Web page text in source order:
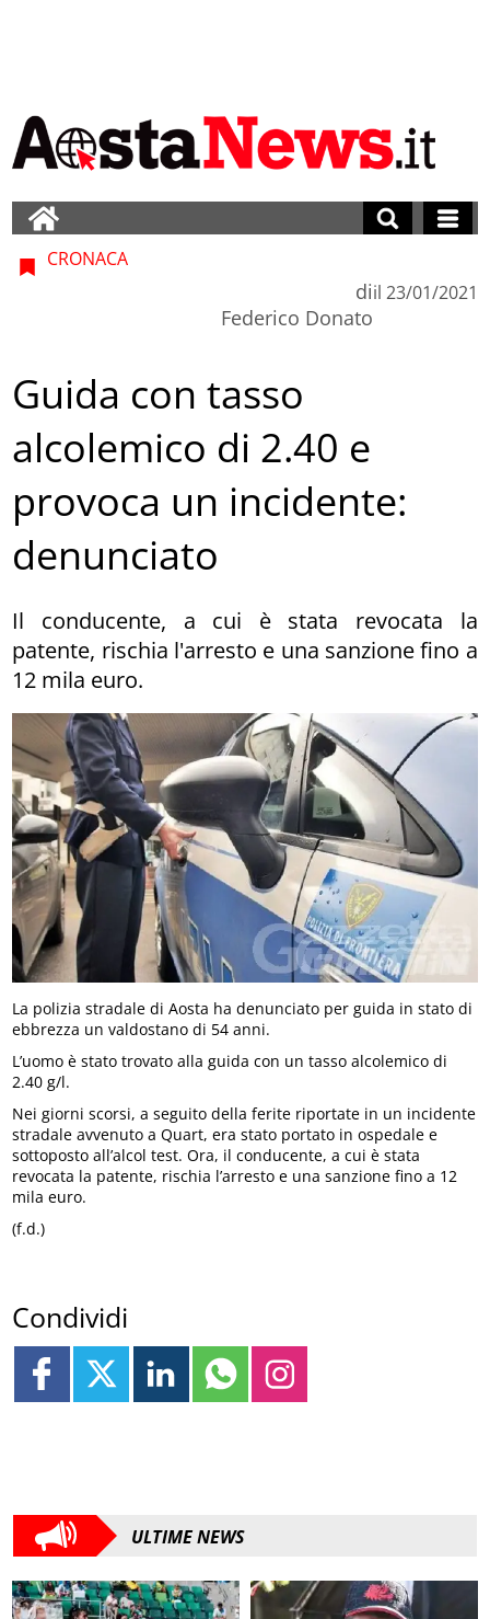
CRONACA
di
Federico Donato
il 23/01/2021
Guida con tasso
alcolemico di 2.40 e
provoca un incidente:
denunciato
Il conducente, a cui è stata revocata la
patente, rischia l'arresto e una sanzione fino a
12 mila euro.
La polizia stradale di Aosta ha denunciato per guida in stato di
ebbrezza un valdostano di 54 anni.
L’uomo è stato trovato alla guida con un tasso alcolemico di
2.40 g/l.
Nei giorni scorsi, a seguito della ferite riportate in un incidente
stradale avvenuto a Quart, era stato portato in ospedale e
sottoposto all’alcol test. Ora, il conducente, a cui è stata
revocata la patente, rischia l’arresto e una sanzione fino a 12
mila euro.
(f.d.)
Condividi
ULTIME NEWS